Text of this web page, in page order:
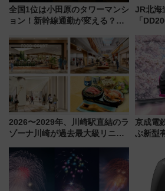
全国1位は小田原のタワーマンシ
ョン！新幹線通勤が変える？
【新築マンション人気ランキン
グ】
JR北海
「
2026〜2029年、川崎駅直結のラ
ゾーナ川崎が過去最大級リニュ
「いつから何が変わるか」徹底
解説！
京成電
ぶ新型
募集も